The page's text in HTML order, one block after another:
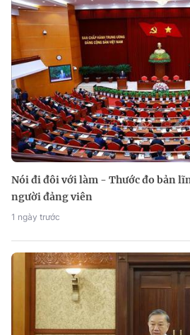
Nói đi đôi với làm - Thước đo bản
người đảng viên
1 ngày trước